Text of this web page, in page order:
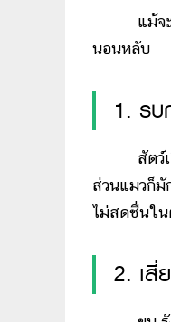
แม้จะมีข้อ
นอนหลับ
1. ร
สัตว์เลี้ยง
ส่วนแมวก็มั
ไม่สดชื่นใน
2. เสี่